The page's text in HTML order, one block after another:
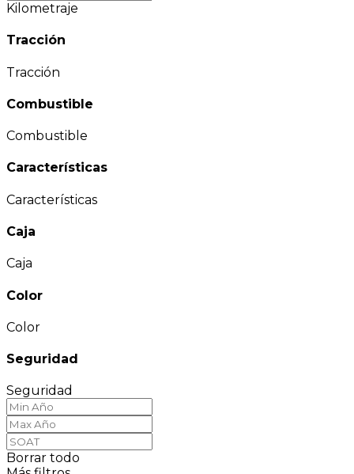
Kilometraje
Tracción
Tracción
Combustible
Combustible
Características
Características
Caja
Caja
Color
Color
Seguridad
Seguridad
Borrar todo